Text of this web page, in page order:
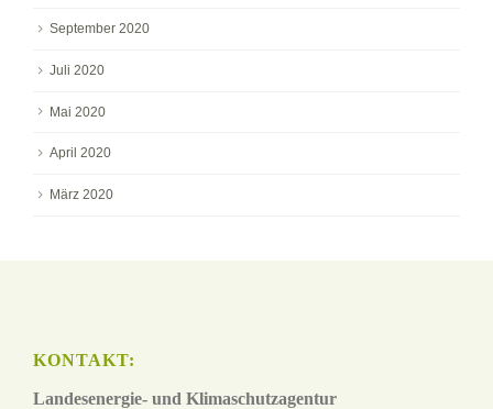
September 2020
Juli 2020
Mai 2020
April 2020
März 2020
KONTAKT:
Landesenergie- und Klimaschutzagentur